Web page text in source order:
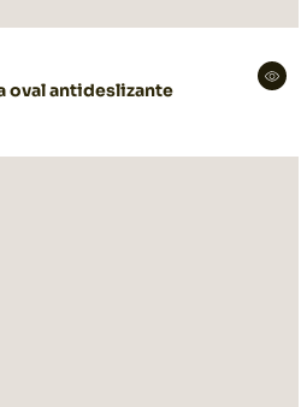
oval antideslizante